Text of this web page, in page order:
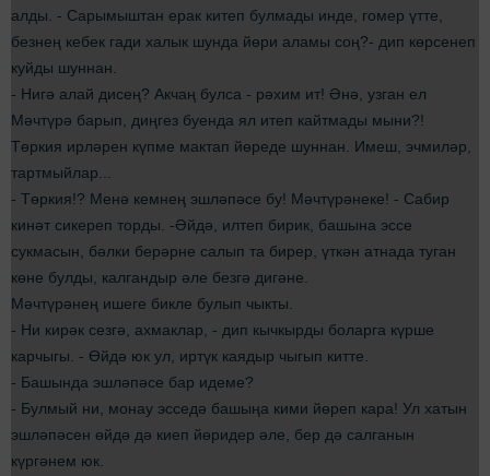
алды. - Сарымыштан ерак китеп булмады инде, гомер үтте,
безнең кебек гади халык шунда йөри аламы соң?- дип көрсенеп
куйды шуннан.
- Нигә алай дисең? Акчаң булса - рәхим ит! Әнә, узган ел
Мәчтүрә барып, диңгез буенда ял итеп кайтмады мыни?!
Төркия ирләрен күпме мактап йөреде шуннан. Имеш, эчмиләр,
тартмыйлар...
- Төркия!? Менә кемнең эшләпәсе бу! Мәчтүрәнеке! - Сабир
кинәт сикереп торды. -Әйдә, илтеп бирик, башына эссе
сукмасын, бәлки берәрне салып та бирер, үткән атнада туган
көне булды, калгандыр әле безгә дигәне.
Мәчтүрәнең ишеге бикле булып чыкты.
- Ни кирәк сезгә, ахмаклар, - дип кычкырды боларга күрше
карчыгы. - Өйдә юк ул, иртүк каядыр чыгып китте.
- Башында эшләпәсе бар идеме?
- Булмый ни, монау эсседә башыңа кими йөреп кара! Ул хатын
эшләпәсен өйдә дә киеп йөридер әле, бер дә салганын
күргәнем юк.